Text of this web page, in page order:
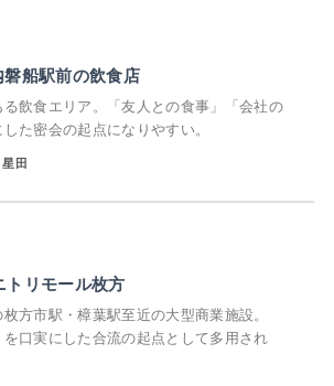
船駅前の飲食店
飲食エリア。「友人との食事」「会社の
た密会の起点になりやすい。
田
トリモール枚方
方市駅・樟葉駅至近の大型商業施設。
を口実にした合流の起点として多用され